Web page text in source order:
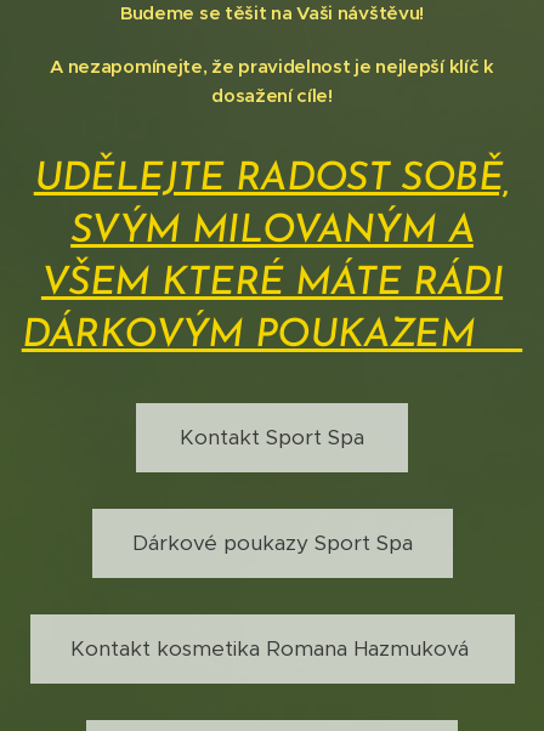
Budeme se těšit na Vaši návštěvu!
A nezapomínejte, že pravidelnost je nejlepší klíč k
dosažení cíle!
UDĚLEJTE RADOST SOBĚ,
SVÝM MILOVANÝM A
VŠEM KTERÉ MÁTE RÁDI
DÁRKOVÝM POUKAZEM❤️
Kontakt Sport Spa
Dárkové poukazy Sport Spa
Kontakt kosmetika Romana Hazmuková